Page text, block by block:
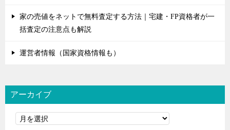
家の売値をネットで無料査定する方法｜宅建・FP資格者が一
括査定の注意点も解説
運営者情報（国家資格情報も）
アーカイブ